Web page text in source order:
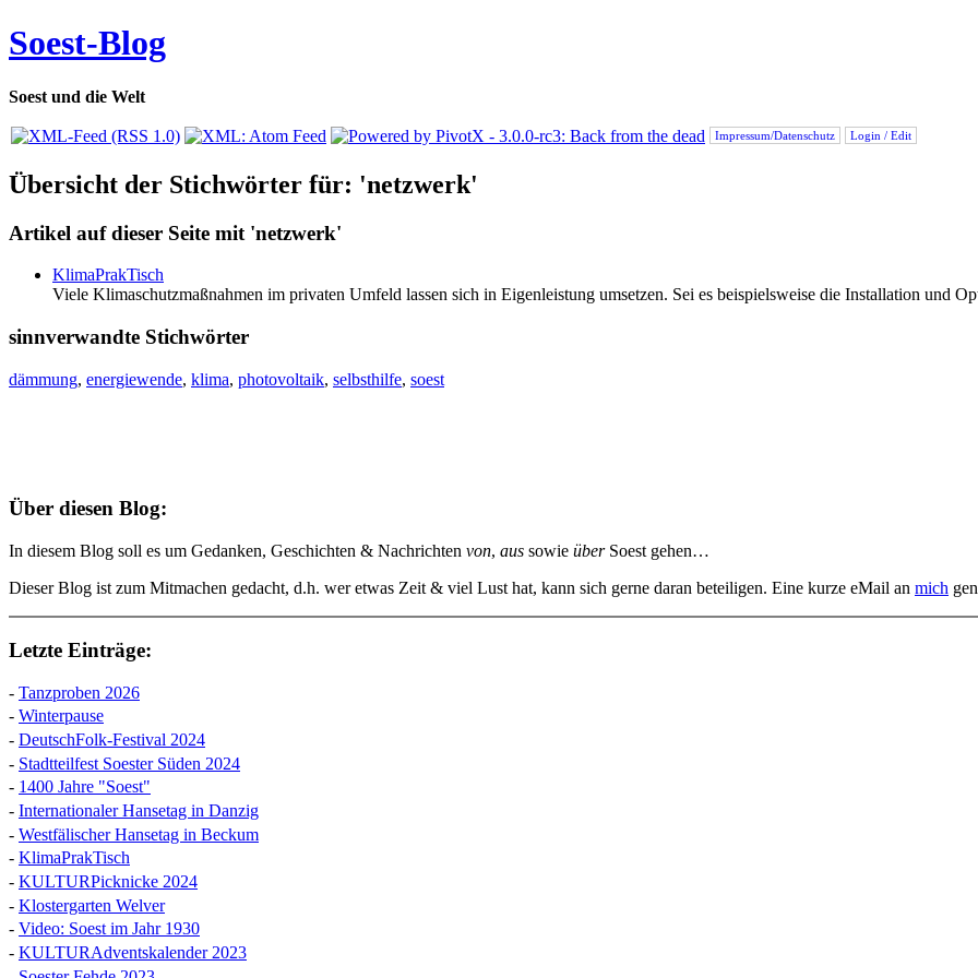
Soest-Blog
Soest und die Welt
Impressum/Datenschutz Login / Edit
Übersicht der Stichwörter für: 'netzwerk'
Artikel auf dieser Seite mit 'netzwerk'
KlimaPrakTisch
Viele Klimaschutzmaßnahmen im privaten Umfeld lassen sich in Eigenleistung umsetzen. Sei es beispielsweise die Installation und
sinnverwandte Stichwörter
dämmung, energiewende, klima, photovoltaik, selbsthilfe, soest
Über diesen Blog:
In diesem Blog soll es um Gedanken, Geschichten & Nachrichten von, aus sowie überSoest gehen…
Dieser Blog ist zum Mitmachen gedacht, d.h. wer etwas Zeit & viel Lust hat, kann sich gerne daran beteiligen. Eine kurze eMail an mich
Letzte Einträge:
- Tanzproben 2026
- Winterpause
- DeutschFolk-Festival 2024
- Stadtteilfest Soester Süden 2024
- 1400 Jahre "Soest"
- Internationaler Hansetag in Danzig
- Westfälischer Hansetag in Beckum
- KlimaPrakTisch
- KULTURPicknicke 2024
- Klostergarten Welver
- Video: Soest im Jahr 1930
- KULTURAdventskalender 2023